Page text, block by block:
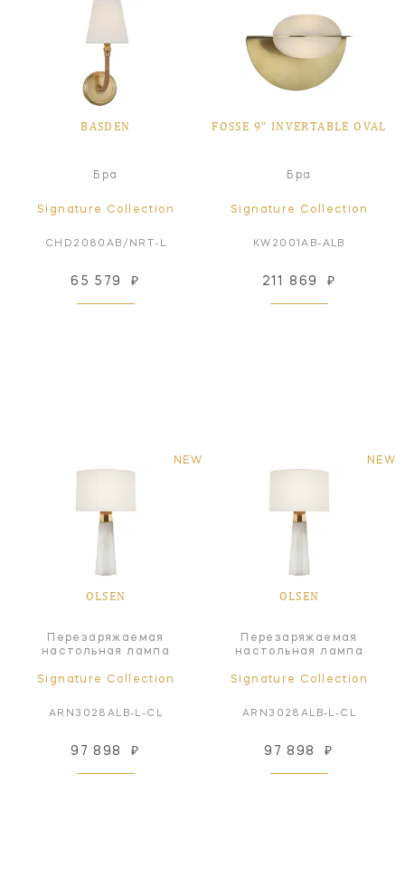
BASDEN
Бра
Signature Collection
CHD2080AB/NRT-L
65 579 ₽
FOSSE 9" INVERTABLE OVAL
Бра
Signature Collection
KW2001AB-ALB
211 869 ₽
NEW
OLSEN
Перезаряжаемая
настольная лампа
Signature Collection
ARN3028ALB-L-CL
97 898 ₽
NEW
OLSEN
Перезаряжаемая
настольная лампа
Signature Collection
ARN3028ALB-L-CL
97 898 ₽